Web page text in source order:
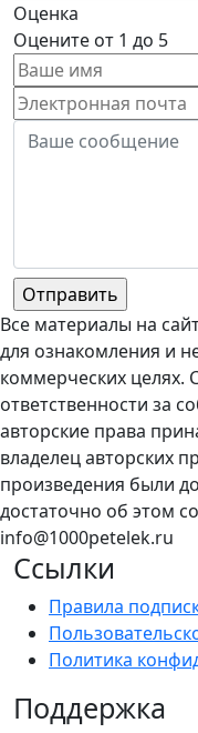
Оценка
Оцените от 1 до 5
Все материалы на
для ознакомления и
коммерческих целях.
ответственности за
авторские права
владелец авторских
произведения были
достаточно об этом
info@1000petelek.ru
Ссылки
Правила
Политика
Поддержка